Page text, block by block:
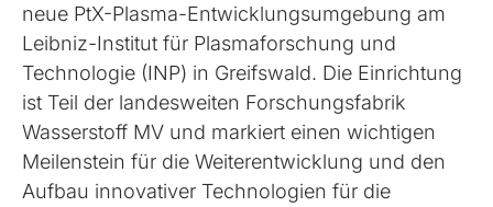
neue PtX-Plasma-Entwicklungsumgebung am
Leibniz-Institut für Plasmaforschung und
Technologie (INP) in Greifswald. Die Einrichtung
ist Teil der landesweiten Forschungsfabrik
Wasserstoff MV und markiert einen wichtigen
Meilenstein für die Weiterentwicklung und den
Aufbau innovativer Technologien für die